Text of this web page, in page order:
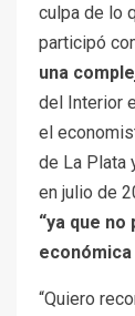
culpa de lo
participó
una
del Interior
el
de La Plata
en julio de
“ya que
económica
“Quiero